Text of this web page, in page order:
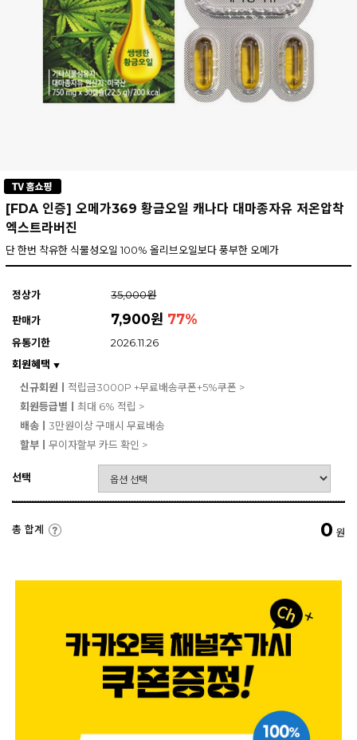
[FDA 인증] 오메가369 황금오일 캐나다 대마종자유 저온압착
엑스트라버진
단 한번 착유한 식물성오일 100% 올리브오일보다 풍부한 오메가
정상가
35,000원
판매가
7,900원 77%
유통기한
2026.11.26
회원혜택 ▼
신규회원ㅣ 적립금3000P +무료배송쿠폰+5%쿠폰 >
회원등급별ㅣ 최대 6% 적립 >
배송ㅣ 3만원이상 구매시 무료배송
할부ㅣ 무이자할부 카드 확인 >
선택
총 합계 0 원